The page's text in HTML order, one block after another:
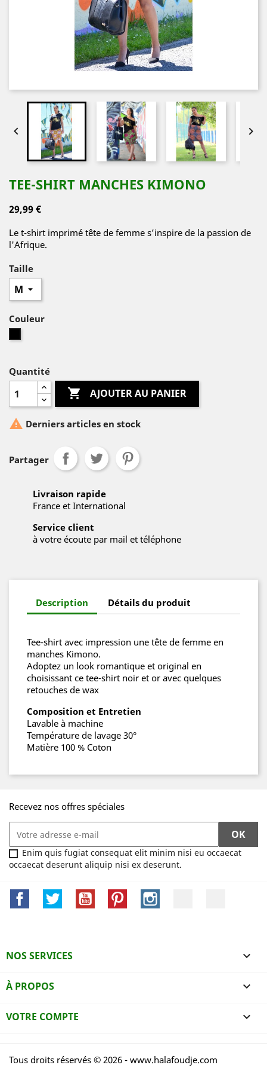
 
TEE-SHIRT MANCHES KIMONO
29,99 €
Le t-shirt imprimé tête de femme s’inspire de la passion de
l'Afrique.
Taille
Couleur
Quantité
 AJOUTER AU PANIER
 Derniers articles en stock
Partager
Livraison rapide
France et International
Service client
à votre écoute par mail et téléphone
Description Détails du produit
Tee-shirt avec impression une tête de femme en
manches Kimono.
Adoptez un look romantique et original en
choisissant ce tee-shirt noir et or avec quelques
retouches de wax
Composition et Entretien
Lavable à machine
Température de lavage 30°
Matière 100 % Coton
Recevez nos offres spéciales
Enim quis fugiat consequat elit minim nisi eu occaecat
occaecat deserunt aliquip nisi ex deserunt.
FacebookTwitter YouTube Pinterest
NOS SERVICES 
À PROPOS 
VOTRE COMPTE 
Tous droits réservés © 2026 - www.halafoudje.com